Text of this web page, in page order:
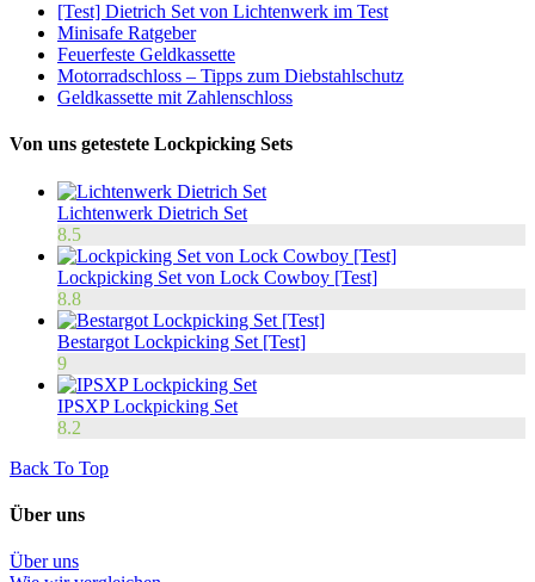
[Test] Dietrich Set von Lichtenwerk im Test
Minisafe Ratgeber
Feuerfeste Geldkassette
Motorradschloss – Tipps zum Diebstahlschutz
Geldkassette mit Zahlenschloss
Von uns getestete Lockpicking Sets
Lichtenwerk Dietrich Set
8.5
Lockpicking Set von Lock Cowboy [Test]
8.8
Bestargot Lockpicking Set [Test]
9
IPSXP Lockpicking Set
8.2
Back To Top
Über uns
Über uns